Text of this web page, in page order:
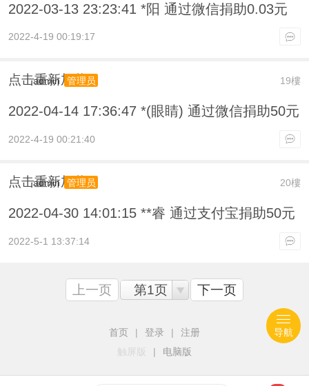
2022-03-13 23:23:41 *阳 通过微信捐助0.03元
2022-4-19 00:19:17
点击重新加载 19樓
admin 管理员
2022-04-14 17:36:47 *(眼睛) 通过微信捐助50元
2022-4-19 00:21:40
点击重新加载 20樓
admin 管理员
2022-04-30 14:01:15 **睿 通过支付宝捐助50元
2022-5-1 13:37:14
上一页 第1页 下一页
首页 | 登录 |
注册
触屏版
| 电脑版
导航